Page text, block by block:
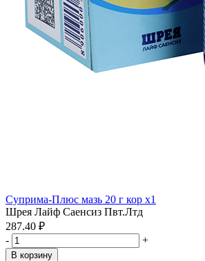
Суприма-Плюс мазь 20 г кор x1
Шрея Лайф Саенсиз Пвт.Лтд
287.40 ₽
-
+
В корзину